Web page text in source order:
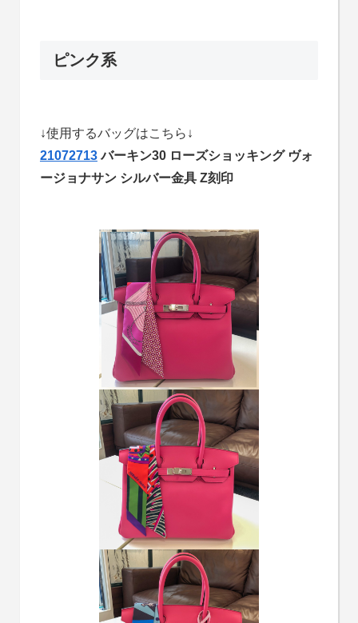
ピンク系
↓使用するバッグはこちら↓
21072713 バーキン30 ローズショッキング ヴォ
ージョナサン シルバー金具 Z刻印